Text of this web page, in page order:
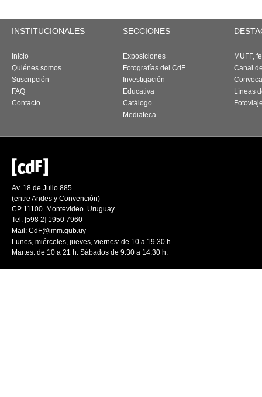
INSTITUCIONALES SECCIONES
Inicio
Quiénes somos
Suscripción
FAQ
Contacto
Exposiciones
Fotografías del CdF
Investigación
Educativa
Catálogo
Mediateca
MUFF,
Canal
Líneas
Av. 18 de Julio 885
(entre Andes y Convención)
CP 11100. Montevideo. Uruguay
Tel: [598 2] 1950 7960
Mail: CdF@imm.gub.uy
Lunes, miércoles, jueves, viernes: de 10 a 19.30 h.
Martes: de 10 a 21 h. Sábados de 9.30 a 14.30 h.